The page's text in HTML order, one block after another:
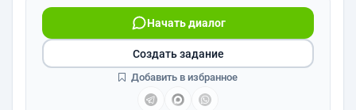
Начать диалог
Создать задание
Добавить в избранное